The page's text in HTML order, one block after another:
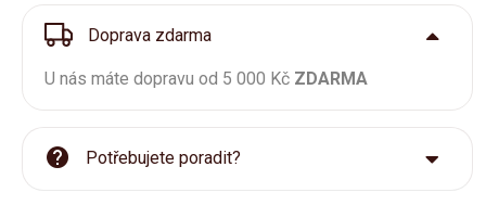
Doprava zdarma
U nás máte dopravu od 5 000 Kč ZDARMA
Potřebujete poradit?